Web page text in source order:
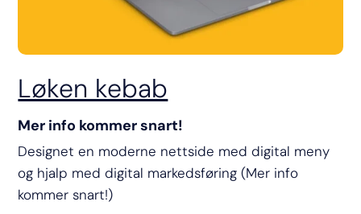
Løken kebab
Mer info kommer snart!
Designet en moderne nettside med digital meny
og hjalp med digital markedsføring (Mer info
kommer snart!)